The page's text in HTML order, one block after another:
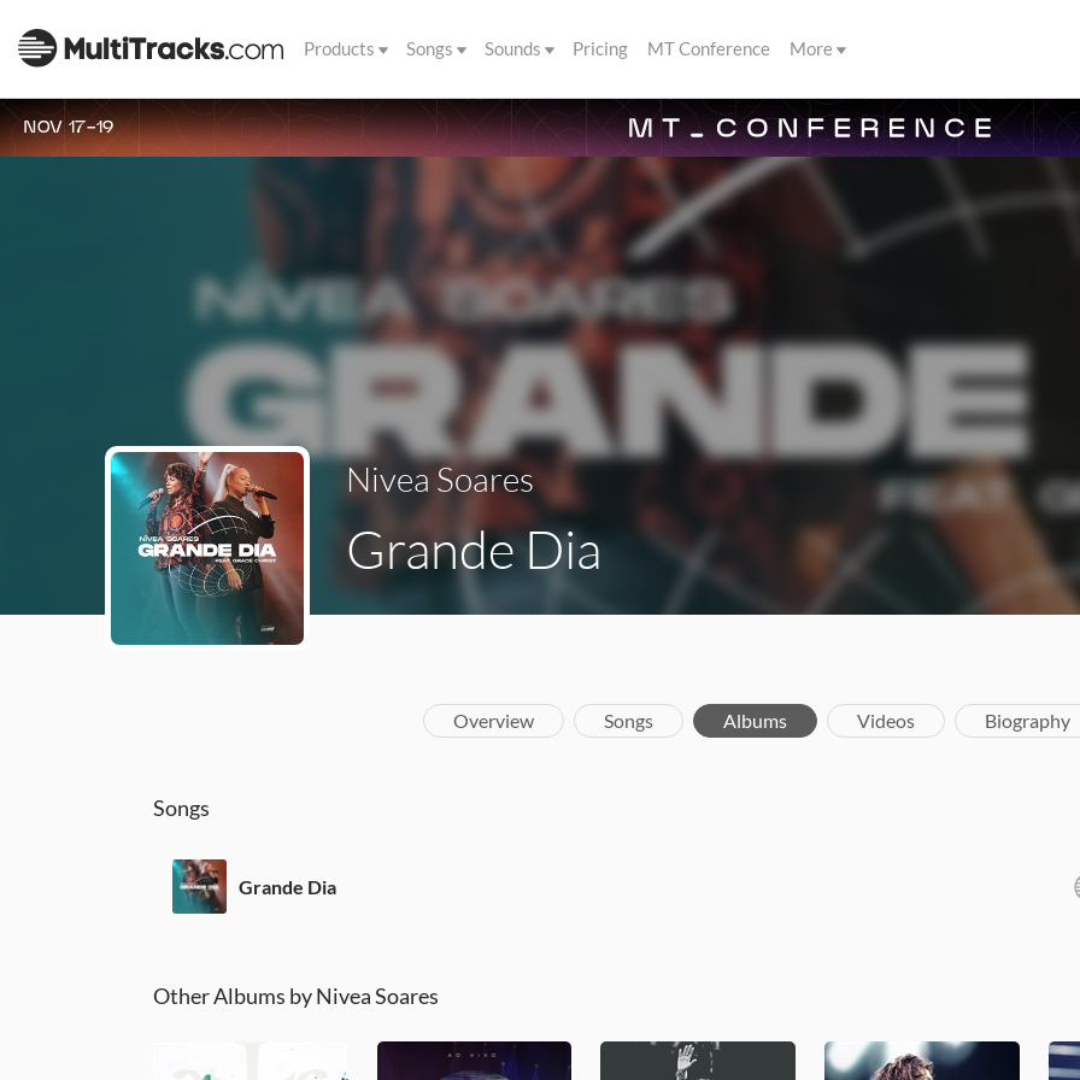
Products Songs Sounds Pricing MT Conference More
NOV 17-19
Nivea Soares
Grande Dia
Overview Songs Albums Videos Biography
Songs
Grande Dia
Other Albums by Nivea Soares